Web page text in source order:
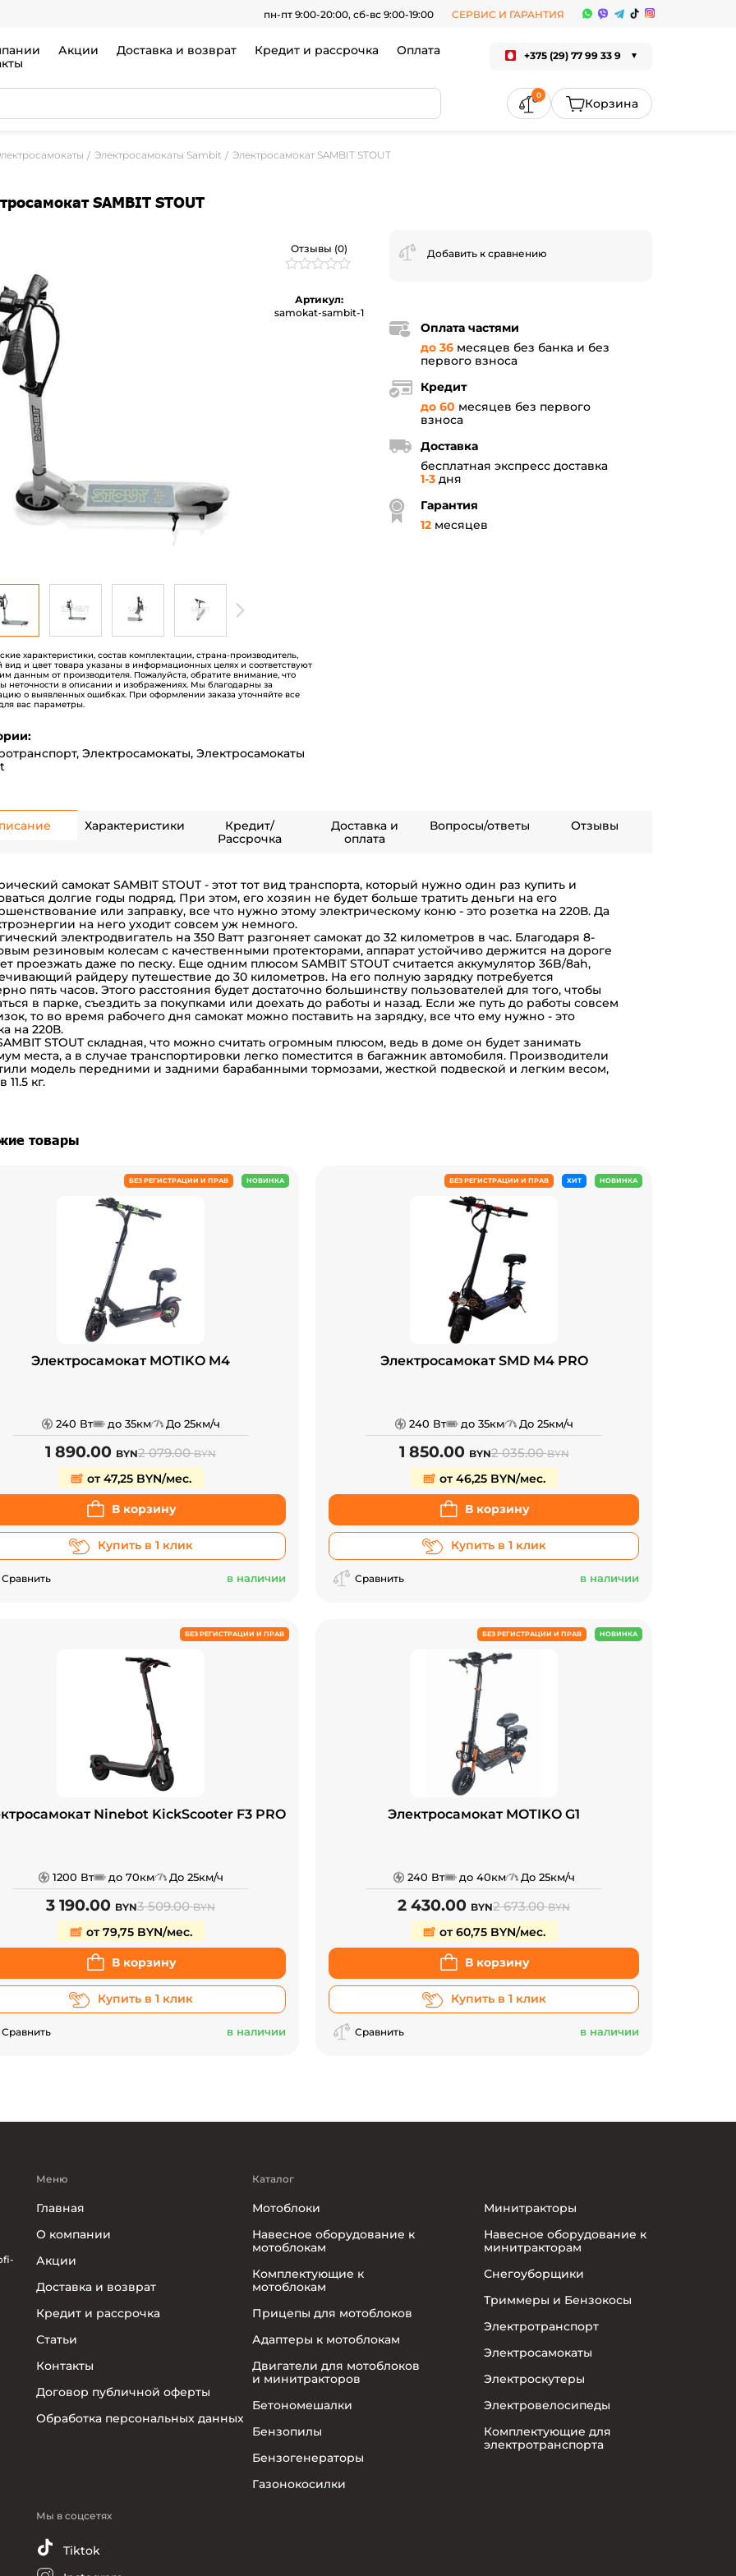
пн-пт 9:00-20:00, сб-вс 9:00-19:00 СЕРВИС И ГАРАНТИЯ
Акции Доставка и возврат Кредит и рассрочка
Оплата
+375 (29) 77 99 33 9
0
Электросамокаты Sambit Электросамокат SAMBIT STOUT
SAMBIT STOUT
Отзывы (0)
из
5
Артикул:
samokat-sambit-1
характеристики, состав комплектации, страна-производитель,
и цвет товара указаны в информационных целях и соответствуют
данным от производителя. Пожалуйста, обратите внимание, что
неточности в описании и изображениях. Мы благодарны за
о выявленных ошибках. При оформлении заказа уточняйте все
вас параметры.
, Электросамокаты, Электросамокаты
Добавить к сравнению
Оплата частями
до 36 месяцев без банка и без
первого взноса
Кредит
до 60 месяцев без первого
взноса
Доставка
бесплатная экспресс доставка
1-3 дня
Гарантия
12 месяцев
Характеристики
Кредит/
Рассрочка
Доставка и
оплата
Вопросы/ответы Отзывы
самокат SAMBIT STOUT - этот тот вид транспорта, который нужно один раз купить и
долгие годы подряд. При этом, его хозяин не будет больше тратить деньги на его
или заправку, все что нужно этому электрическому коню - это розетка на 220В. Да
на него уходит совсем уж немного.
электродвигатель на 350 Ватт разгоняет самокат до 32 километров в час. Благодаря 8-
резиновым колесам с качественными протекторами, аппарат устойчиво держится на дороге
проезжать даже по песку. Еще одним плюсом SAMBIT STOUT считается аккумулятор 36B/8ah,
райдеру путешествие до 30 километров. На его полную зарядку потребуется
пять часов. Этого расстояния будет достаточно большинству пользователей для того, чтобы
в парке, съездить за покупками или доехать до работы и назад. Если же путь до работы совсем
то во время рабочего дня самокат можно поставить на зарядку, все что ему нужно - это
на 220В.
STOUT складная, что можно считать огромным плюсом, ведь в доме он будет занимать
места, а в случае транспортировки легко поместится в багажник автомобиля. Производители
модель передними и задними барабанными тормозами, жесткой подвеской и легким весом,
11.5 кг.
товары
БЕЗ РЕГИСТРАЦИИ И ПРАВ НОВИНКА
Электросамокат MOTIKO M4
240 Вт до 35км До 25км/ч
1 890.00 BYN2 079.00BYN
от 47,25 BYN/мес.
В корзину
Купить в 1 клик
Сравнить в наличии
БЕЗ РЕГИСТРАЦИИ И ПРАВ ХИТ НОВИНКА
Электросамокат SMD M4 PRO
240 Вт до 35км До 25км/ч
1 850.00 BYN2 035.00BYN
от 46,25 BYN/мес.
В корзину
Купить в 1 клик
Сравнить в наличии
БЕЗ РЕГИСТРАЦИИ И ПРАВ
Ninebot KickScooter F3 PRO
1200 Вт до 70км До 25км/ч
3 190.00 BYN3 509.00BYN
от 79,75 BYN/мес.
В корзину
Купить в 1 клик
Сравнить в наличии
БЕЗ РЕГИСТРАЦИИ И ПРАВ НОВИНКА
Электросамокат MOTIKO G1
240 Вт до 40км До 25км/ч
2 430.00 BYN2 673.00BYN
от 60,75 BYN/мес.
В корзину
Купить в 1 клик
Сравнить в наличии
Меню
Главная
О компании
Акции
Доставка и возврат
Кредит и рассрочка
Статьи
Контакты
Договор публичной оферты
Обработка персональных данных
Каталог
Мотоблоки
Навесное оборудование к
мотоблокам
Комплектующие к
мотоблокам
Прицепы для мотоблоков
Адаптеры к мотоблокам
Двигатели для мотоблоков
и минитракторов
Бетономешалки
Бензопилы
Бензогенераторы
Газонокосилки
Минитракторы
Навесное оборудование к
минитракторам
Снегоуборщики
Триммеры и Бензокосы
Электротранспорт
Электросамокаты
Электроскутеры
Электровелосипеды
Комплектующие для
электротранспорта
Мы в соцсетях
Tiktok